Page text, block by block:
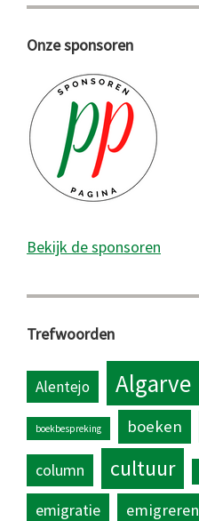
Onze sponsoren
Bekijk de sponsoren
Trefwoorden
Alentejo Algarve
boekbespreking boeken
column cultuur
emigratie emigreren